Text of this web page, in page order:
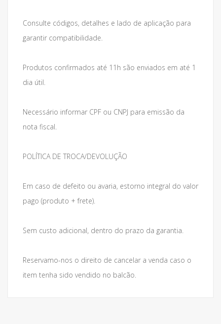
Consulte códigos, detalhes e lado de aplicação para
garantir compatibilidade.
Produtos confirmados até 11h são enviados em até 1
dia útil.
Necessário informar CPF ou CNPJ para emissão da
nota fiscal.
POLÍTICA DE TROCA/DEVOLUÇÃO
Em caso de defeito ou avaria, estorno integral do valor
pago (produto + frete).
Sem custo adicional, dentro do prazo da garantia.
Reservamo-nos o direito de cancelar a venda caso o
item tenha sido vendido no balcão.